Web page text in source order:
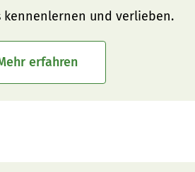
kennenlernen und verlieben.
erfahren